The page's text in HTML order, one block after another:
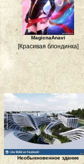
MagicnaAnavi
[Красивая блондинка]
Необыкновенное здание